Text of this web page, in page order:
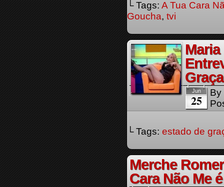
└ Tags: A Tua Cara
Goucha, tvi
Jun
25
By
└ Tags: estado de
Merche
Cara Não Me